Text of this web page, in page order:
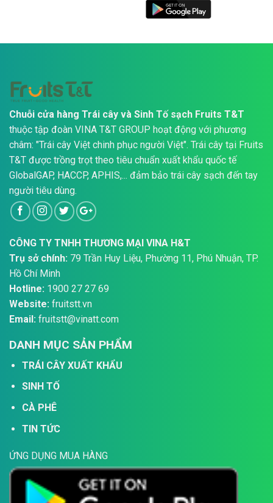
Chuỗi cửa hàng Trái cây và Sinh Tố sạch Fruits T&T
thuộc tập đoàn VINA T&T GROUP hoạt động với phương
châm: "Trái cây Việt chinh phục người Việt". Trái cây tại Fruits
T&T được trồng trọt theo tiêu chuẩn xuất khẩu quốc tế
GlobalGAP, HACCP, APHIS,... đảm bảo trái cây sạch đến tay
người tiêu dùng.
CÔNG TY TNHH THƯƠNG MẠI VINA H&T
Trụ sở chính: 79 Trần Huy Liệu, Phường 11, Phú Nhuận, TP.
Hồ Chí Minh
Hotline: 1900 27 27 69
Website: fruitstt.vn
Email: fruitstt@vinatt.com
DANH MỤC SẢN PHẨM
TRÁI CÂY XUẤT KHẨU
SINH TỐ
CÀ PHÊ
TIN TỨC
ỨNG DỤNG MUA HÀNG